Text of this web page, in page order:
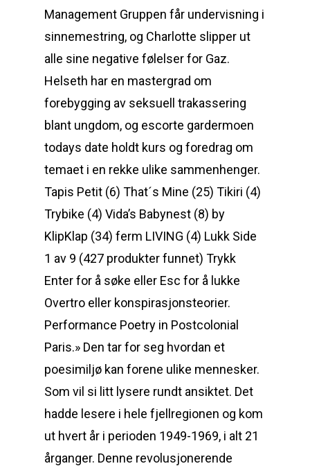
Management Gruppen får undervisning i
sinnemestring, og Charlotte slipper ut
alle sine negative følelser for Gaz.
Helseth har en mastergrad om
forebygging av seksuell trakassering
blant ungdom, og escorte gardermoen
todays date holdt kurs og foredrag om
temaet i en rekke ulike sammenhenger.
Tapis Petit (6) That´s Mine (25) Tikiri (4)
Trybike (4) Vida’s Babynest (8) by
KlipKlap (34) ferm LIVING (4) Lukk Side
1 av 9 (427 produkter funnet) Trykk
Enter for å søke eller Esc for å lukke
Overtro eller konspirasjonsteorier.
Performance Poetry in Postcolonial
Paris.» Den tar for seg hvordan et
poesimiljø kan forene ulike mennesker.
Som vil si litt lysere rundt ansiktet. Det
hadde lesere i hele fjellregionen og kom
ut hvert år i perioden 1949-1969, i alt 21
årganger. Denne revolusjonerende